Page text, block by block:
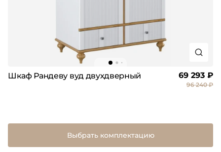
Шкаф Рандеву вуд двухдверный 69 293 ₽
96 240 ₽
Выбрать комплектацию